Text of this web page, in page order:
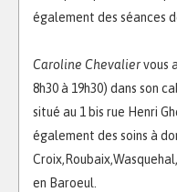
également des séances
Caroline Chevaliervous
8h30 à 19h30) dans son
situé au 1 bis rue Henri
également des soins à
en Baroeul.